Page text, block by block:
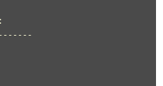
| Value
| 1284